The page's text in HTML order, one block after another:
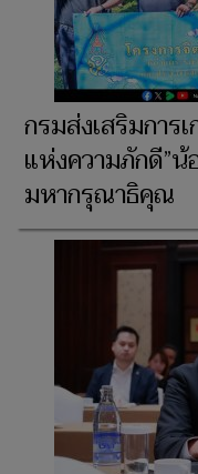
กรมส่งเสริมการ
แห่งความภักดี”
มหากรุณาธิคุณ